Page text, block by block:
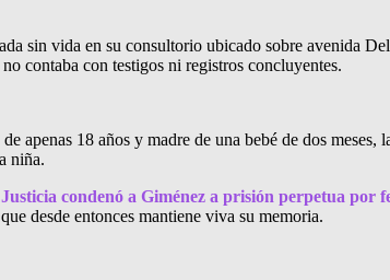
sin vida en su consultorio ubicado sobre avenida
contaba con testigos ni registros concluyentes.
apenas 18 años y madre de una bebé de dos meses,
niña.
Justicia condenó a Giménez a prisión perpetua por
desde entonces mantiene viva su memoria.